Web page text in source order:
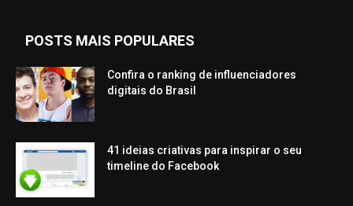
POSTS MAIS POPULARES
Confira o ranking de influenciadores
digitais do Brasil
41 ideias criativas para inspirar o seu
timeline do Facebook